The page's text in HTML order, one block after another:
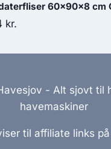
60x90x8 cm
kr.
- Alt sjovt til
havemaskiner
til affiliate links